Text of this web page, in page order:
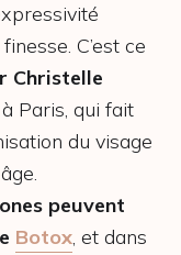
C’est ce
Christelle
Paris, qui fait
du visage
peuvent
Botox, et dans